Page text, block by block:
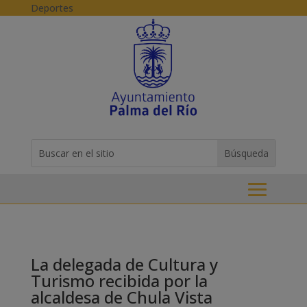
Skip to content
Deportes
for...
La delegada de Cultura y
Turismo recibida por la
alcaldesa de Chula Vista